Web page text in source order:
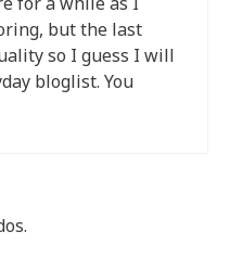
but the last
so I guess I will
bloglist. You